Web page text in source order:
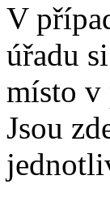
V
úřadu
místo v
Jsou